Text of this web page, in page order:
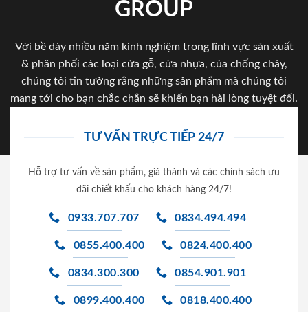
GROUP
Với bề dày nhiều năm kinh nghiệm trong lĩnh vực sản xuất
& phân phối các loại cửa gỗ, cửa nhựa, của chống cháy,
chúng tôi tin tưởng rằng những sản phẩm mà chúng tôi
mang tới cho bạn chắc chắn sẽ khiến bạn hài lòng tuyệt đối.
TƯ VẤN TRỰC TIẾP 24/7
Hỗ trợ tư vấn về sản phẩm, giá thành và các chính sách ưu
đãi chiết khấu cho khách hàng 24/7!
0933.707.707 0834.494.494
0855.400.400 0824.400.400
0834.300.300 0854.901.901
0899.400.400 0818.400.400